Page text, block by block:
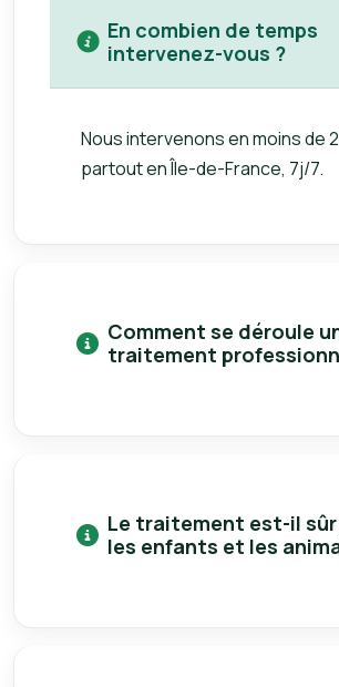
En combien de temps
intervenez-vous ?
Nous intervenons en moins de
partout en Île-de-France, 7j/7.
Comment se déroule
traitement
Le traitement est-il
les enfants et les